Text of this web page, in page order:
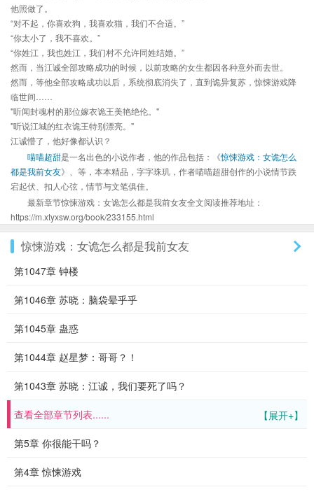
他照做了。
“对不起，你喜欢狗，我喜欢猫，我们不合适。”
“你太小了，我不喜欢。”
“你姓江，我也姓江，我们村不允许同姓结婚。”
然而，当江诚全部攻略成功的时候，以前攻略的女生都因各种意外而去世。
然而，等他全部攻略成功以后，系统彻底消失了，直到诡异复苏，惊悚游戏降
临世间……
"听闻封魂村的那位嫁衣诡王美艳绝伦。"
"听说江城的红衣诡王特别漂亮。"
江诚懵了，他好像都认识？
喵喵超甜是一名出色的小说作者，他的作品包括：《惊悚游戏：女诡怎么
都是我前女友》、等，本本精品，字字珠玑，作者喵喵超甜创作的小说情节跌
宕起伏、扣人心弦，情节与文笔俱佳。
最新章节惊悚游戏：女诡怎么都是我前女友全文阅读推荐地址：
https://m.xtyxsw.org/book/233155.html
惊悚游戏：女诡怎么都是我前女友
第1047章 钟楼
第1046章 苏晓：脑袋晕乎乎
第1045章 蛊惑
第1044章 赵星梦：哥哥？！
第1043章 苏晓：江诚，我们要死了吗？
【展开+】
查看全部章节列表......
第5章 你很能干吗？
第4章 惊悚游戏